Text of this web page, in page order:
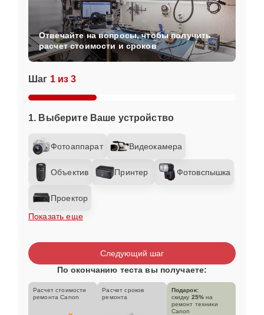
Шаг 1 из 3
1. Выберите Ваше устройство
Фотоаппарат Видеокамера
Объектив Принтер Фотовспышка
Проектор
Показать еще
Отвечайте на вопросы, чтобы получить
расчет стоимости и сроков
Следующий шаг
По окончанию теста вы получаете:
Расчет стоимости
ремонта Canon
Расчет сроков
ремонта
Подарок:
скидку 25% на
ремонт техники
Canon